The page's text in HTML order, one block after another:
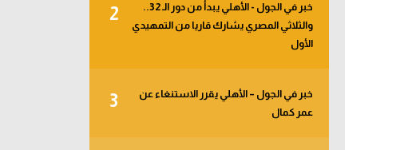
2
خبر في الجول - الأهلي يبدأ من دور الـ 32..
والثلاثي المصري يشارك قاريا من التمهيدي
الأول
3
خبر في الجول – الأهلي يقرر الاستنغاء عن
عمر كمال